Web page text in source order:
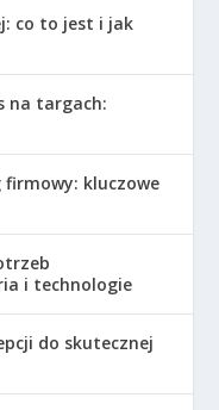
co to jest i jak
na targach:
kluczowe
i technologie
do skutecznej